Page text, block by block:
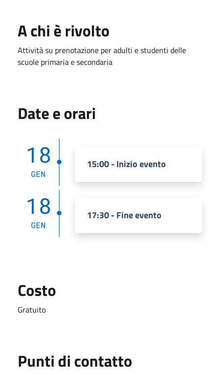
A chi è rivolto
Attività su prenotazione per adulti e studenti delle
scuole primaria e secondaria
Date e orari
18
GEN
15:00 - Inizio evento
18
GEN
17:30 - Fine evento
Costo
Gratuito
Punti di contatto